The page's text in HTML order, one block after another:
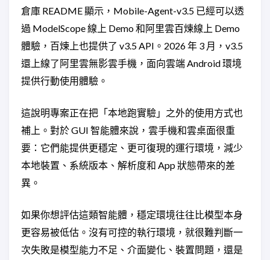
倉庫 README 顯示，Mobile-Agent-v3.5 已經可以透
過 ModelScope 線上 Demo 和阿里雲百煉線上 Demo
體驗，百煉上也提供了 v3.5 API。2026 年 3 月，v3.5
還上線了阿里雲無影雲手機，面向雲端 Android 環境
提供行動使用體驗。
這說明專案正在把「本地跑實驗」之外的使用方式也
補上。對於 GUI 智能體來說，雲手機和雲桌面很重
要：它們能提供更穩定、更可復現的運行環境，減少
本地裝置、系統版本、解析度和 App 狀態帶來的差
異。
如果你想評估這類智能體，穩定環境往往比模型本身
更容易被低估。沒有可控的執行環境，就很難判斷一
次失敗是模型能力不足、介面變化、裝置問題，還是